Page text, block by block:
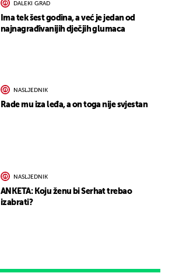
DALEKI GRAD
Ima tek šest godina, a već je jedan od
najnagrađivanijih dječjih glumaca
NASLJEDNIK
Rade mu iza leđa, a on toga nije svjestan
NASLJEDNIK
ANKETA: Koju ženu bi Serhat trebao
izabrati?